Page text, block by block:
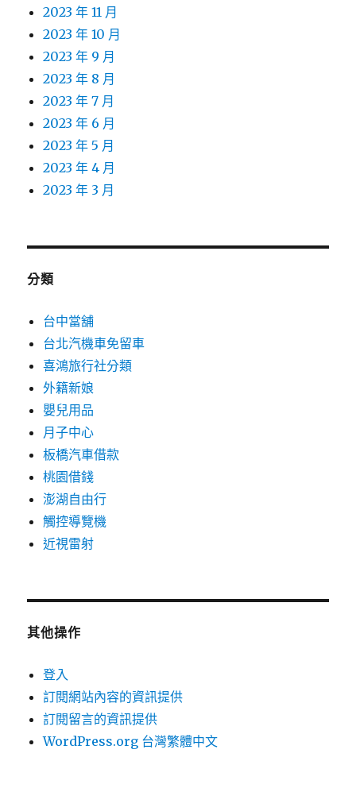
2023 年 11 月
2023 年 10 月
2023 年 9 月
2023 年 8 月
2023 年 7 月
2023 年 6 月
2023 年 5 月
2023 年 4 月
2023 年 3 月
分類
台中當舖
台北汽機車免留車
喜鴻旅行社分類
外籍新娘
嬰兒用品
月子中心
板橋汽車借款
桃園借錢
澎湖自由行
觸控導覽機
近視雷射
其他操作
登入
訂閱網站內容的資訊提供
訂閱留言的資訊提供
WordPress.org 台灣繁體中文